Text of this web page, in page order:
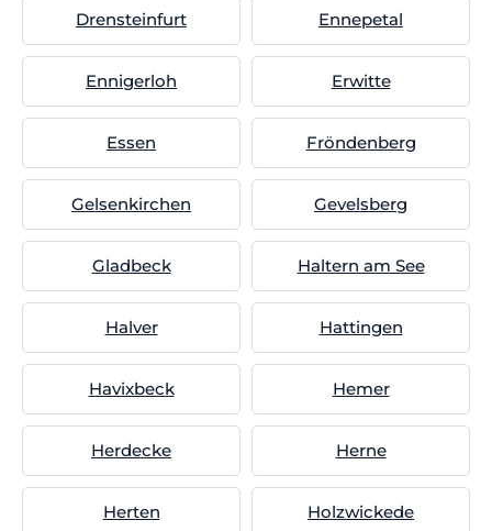
Drensteinfurt Ennepetal
Ennigerloh Erwitte
Essen Fröndenberg
Gelsenkirchen Gevelsberg
Gladbeck Haltern am See
Halver Hattingen
Havixbeck Hemer
Herdecke Herne
Herten Holzwickede